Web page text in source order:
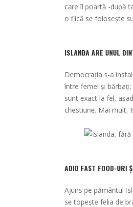
care îl poartă -după
o fiică se folosește
ISLANDA ARE UNUL
Democrația s-a
între femei și
sunt exact la fel,
chestiune. Mai mult,
ADIO FAST FOOD-URI
Ajuns pe pământul
se topește felia de